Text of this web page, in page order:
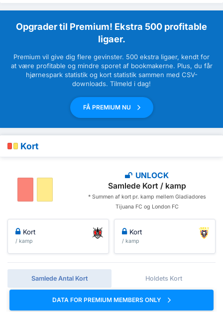
Opgrader til Premium! Ekstra 500 profitable
ligaer.
Premium vil give dig flere gevinster. 500 ekstra ligaer, kendt for
at være profitable og mindre sporet af bookmakerne. Plus, du får
hjørnespark statistik og kort statistik sammen med CSV-
downloads. Tilmeld i dag!
FÅ PREMIUM NU
Kort
UNLOCK
Samlede Kort / kamp
* Summen af ​​kort pr. kamp mellem Gladiadores
Tijuana FC og London FC
Kort
/ kamp
Kort
/ kamp
Samlede Antal Kort Holdets Kort
DATA FOR PREMIUM MEMBERS ONLY